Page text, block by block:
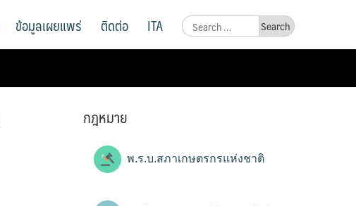
Search
for:
ข้อมูลเผยแพร่ ติดต่อ ITA
กฎหมาย
พ.ร.บ.สภาเกษตรกรแห่งชาติ